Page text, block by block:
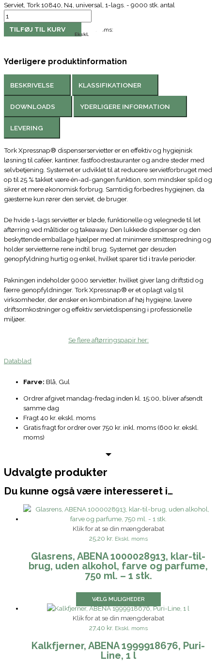
Serviet, Tork 10840, N4, universal, 1-lags. - 9000 stk. antal
TILFØJ TIL KURV Moms:
Ekskl.
Yderligere produktinformation
BESKRIVELSE KLASSIFIKATIONER
DOWNLOADS YDERLIGERE INFORMATION
LEVERING
Tork Xpressnap® dispenserservietter er en effektiv og hygiejnisk
løsning til caféer, kantiner, fastfoodrestauranter og andre steder med
selvbetjening. Systemet er udviklet til at reducere servietforbruget med
op til 25 % takket være én-ad-gangen funktion, som mindsker spild og
sikrer et mere økonomisk forbrug. Samtidig forbedres hygiejnen, da
gæsterne kun rører den serviet, de bruger.
De hvide 1-lags servietter er bløde, funktionelle og velegnede til let
aftørring ved måltider og takeaway. Den lukkede dispenser og den
beskyttende emballage hjælper med at minimere smittespredning og
holder servietterne rene indtil brug. Systemet gør desuden
genopfyldning hurtig og enkel, hvilket sparer tid i travle perioder.
Pakningen indeholder 9000 servietter, hvilket giver lang driftstid og
færre genopfyldninger. Tork Xpressnap® er et oplagt valg til
virksomheder, der ønsker en kombination af høj hygiejne, lavere
driftsomkostninger og effektiv servietdispensing i professionelle
miljøer.
Se flere aftørringspapir her:
Datablad
Farve: Blå, Gul
Ordrer afgivet mandag-fredag inden kl. 15:00, bliver afsendt
samme dag
Fragt 40 kr. ekskl. moms
Gratis fragt for ordrer over 750 kr. inkl. moms (600 kr. ekskl.
moms)
Udvalgte produkter
Du kunne også være interesseret i…
Klik for at se din mængderabat
25,20 kr. Ekskl. moms
Glasrens, ABENA 1000028913, klar-til-
brug, uden alkohol, farve og parfume,
750 ml. – 1 stk.
VÆLG MULIGHEDER
Klik for at se din mængderabat
27,40 kr. Ekskl. moms
Kalkfjerner, ABENA 1999918676, Puri-
Line, 1 l